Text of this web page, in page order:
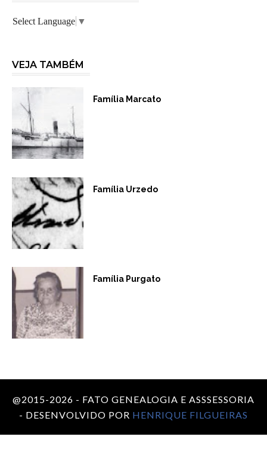
Select Language ▼
VEJA TAMBÉM
Família Marcato
Família Urzedo
Família Purgato
@2015-2026 - FATO GENEALOGIA E ASSSESSORIA
- DESENVOLVIDO POR HENRIQUE FILGUEIRAS